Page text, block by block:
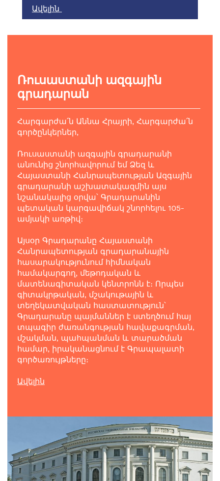
Ավելին
Ռուսաստանի ազգային
գրադարան
Հարգարժա՛ն Աննա Հրայրի, Հարգարժա՛ն
գործընկերներ,
Ռուսաստանի ազգային գրադարանի
անունից շնորհավորում եմ Ձեզ և
Հայաստանի Հանրապետության Ազգային
գրադարանի աշխատակազմին այս
նշանակալից օրվա՝ Գրադարանին
պետական կարգավիճակ շնորհելու 105-
ամյակի առթիվ։
Այսօր Գրադարանը Հայաստանի
Հանրապետության գրադարանային
հասարակությունում հիմնական
համակարգող, մեթոդական և
մատենագիտական կենտրոնն է։ Որպես
գիտակրթական, մշակութային և
տեղեկատվական հաստատություն՝
Գրադարանը պայմաններ է ստեղծում հայ
տպագիր ժառանգության հավաքագրման,
մշակման, պահպանման և տարածման
համար, իրականացնում է Գրապալատի
գործառույթները։
Ավելին